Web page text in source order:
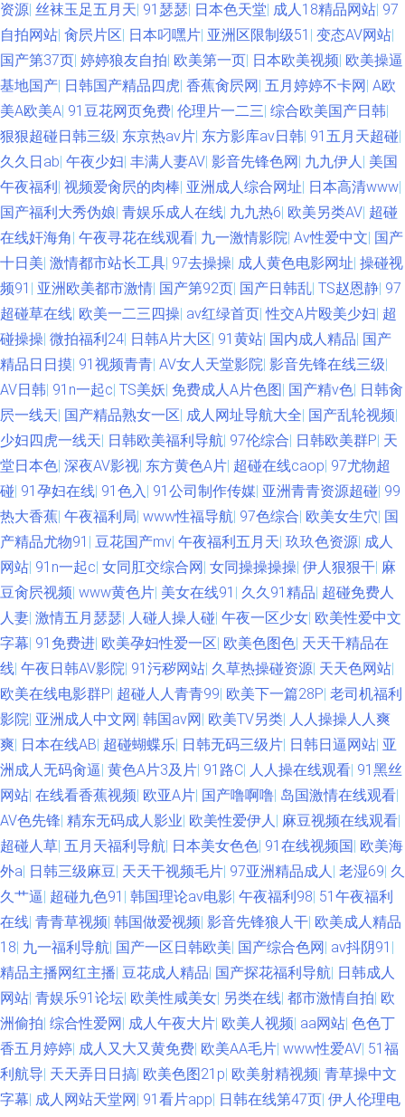
资源| 丝袜玉足五月天| 91瑟瑟| 日本色天堂| 成人18精品网站| 97
自拍网站| 肏屄片区| 日本叼嘿片| 亚洲区限制级51 | 变态AV网站|
国产第37页| 婷婷狼友自拍| 欧美第一页| 日本欧美视频| 欧美操逼
基地国产| 日韩国产精品四虎| 香蕉肏屄网| 五月婷婷不卡网| A欧
美A欧美A| 91豆花网页免费| 伦理片一二三| 综合欧美国产日韩|
狠狠超碰日韩三级| 东京热av片| 东方影库av日韩| 91五月天超碰|
久久日ab| 午夜少妇| 丰满人妻AV| 影音先锋色网| 九九伊人| 美国
午夜福利| 视频爱肏屄的肉棒| 亚洲成人综合网址| 日本高清www|
国产福利大秀伪娘| 青娱乐成人在线| 九九热6| 欧美另类AV| 超碰
在线奸海角| 午夜寻花在线观看| 九一激情影院| Av性爱中文| 国产
十日美| 激情都市站长工具| 97去操操| 成人黄色电影网址| 操碰视
频91 | 亚洲欧美都市激情| 国产第92页| 国产日韩乱| TS赵恩静| 97
超碰草在线| 欧美一二三四操| av红绿首页|性交A片殴美少妇| 超
碰操操| 微拍福利24| 日韩A片大区| 91黄站| 国内成人精品| 国产
精品日日摸| 91视频青青| AV女人天堂影院| 影音先锋在线三级|
AV日韩| 91n一起c| TS美妖| 免费成人A片色图| 国产精v色| 日韩肏
屄一线天| 国产精品熟女一区| 成人网址导航大全| 国产乱轮视频|
少妇四虎一线天| 日韩欧美福利导航| 97伦综合| 日韩欧美群P| 天
堂日本色| 深夜AV影视| 东方黄色A片| 超碰在线caop| 97尤物超
碰| 91孕妇在线| 91色入| 91公司制作传媒| 亚洲青青资源超碰| 99
热大香蕉| 午夜福利局| www性福导航| 97色综合| 欧美女生穴| 国
产精品尤物91 | 豆花国产mv| 午夜福利五月天| 玖玖色资源| 成人
网站| 91n一起c| 女同肛交综合网| 女同操操操操| 伊人狠狠干| 麻
豆肏屄视频| www黄色片| 美女在线91 | 久久91精品| 超碰免费人
人妻| 激情五月瑟瑟| 人碰人操人碰| 午夜一区少女| 欧美性爱中文
字幕| 91免费进| 欧美孕妇性爱一区| 欧美色图色| 天天干精品在
线| 午夜日韩AV影院| 91污秽网站| 久草热操碰资源| 天天色网站|
欧美在线电影群P| 超碰人人青青99| 欧美下一篇28P| 老司机福利
影院| 亚洲成人中文网| 韩国av网| 欧美TV另类| 人人操操人人爽
爽| 日本在线AB| 超碰蝴蝶乐| 日韩无码三级片| 日韩日逼网站| 亚
洲成人无码肏逼| 黄色A片3及片| 91路C| 人人操在线观看| 91黑丝
网站| 在线看香蕉视频| 欧亚A片| 国产噜啊噜| 岛国激情在线观看|
AV色先锋| 精东无码成人影业| 欧美性爱伊人| 麻豆视频在线观看|
超碰人草| 五月天福利导航| 日本美女色色| 91在线视频国| 欧美海
外a| 日韩三级麻豆| 天天干视频毛片| 97亚洲精品成人| 老湿69| 久
久艹逼| 超碰九色91 | 韩国理论av电影| 午夜福利98| 51午夜福利
在线| 青青草视频| 韩国做爱视频| 影音先锋狼人干| 欧美成人精品
18| 九一福利导航| 国产一区日韩欧美| 国产综合色网| av抖阴91 |
精品主播网红主播| 豆花成人精品| 国产探花福利导航| 日韩成人
网站| 青娱乐91论坛| 欧美性咸美女| 另类在线| 都市激情自拍| 欧
洲偷拍| 综合性爱网| 成人午夜大片| 欧美人视频| aa网站| 色色丁
香五月婷婷| 成人又大又黄免费| 欧美AA毛片| www性爱AV| 51福
利航导| 天天弄日日搞| 欧美色图21p| 欧美射精视频| 青草操中文
字幕| 成人网站天堂网| 91看片app| 日韩在线第47页| 伊人伦理电